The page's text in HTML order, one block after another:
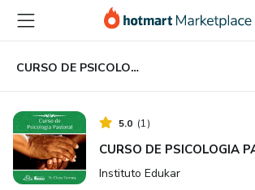
para
conteúdo
principal
para
pagamento
para
rodapé
CURSO DE PSICOLOGIA PASTORAL
5.0 (1)
CURSO DE PSICOLOGIA
Instituto Edukar